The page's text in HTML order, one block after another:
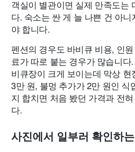
객실이 별관이면 실제 만족도는
다. 숙소는 싼 게 늘 나쁜 건 아
야 합니다.
펜션의 경우도 바비큐 비용, 인
료가 따로 붙는 경우가 많습니
비큐장이 크게 보이는데 막상 현
3만 원, 불멍 추가가 2만 원인 식
지 합치면 처음 봤던 가격과 전
다.
사진에서 일부러 확인하